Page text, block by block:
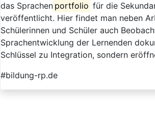
das Sprachen portfolio für die
veröffentlicht. Hier findet man neben
Schülerinnen und Schüler auch
Sprachentwicklung der Lernenden
Schlüssel zu Integration, sondern
#bildung-rp.de